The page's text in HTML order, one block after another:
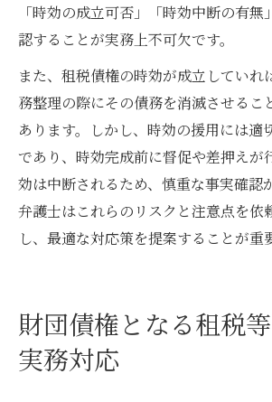
「時効の成立可否」「時効中断の有
認することが実務上不可欠です。
また、租税債権の時効が成立していれ
務整理の際にその債務を消滅させるこ
あります。しかし、時効の援用には適
であり、時効完成前に督促や差押えが
効は中断されるため、慎重な事実確認
弁護士はこれらのリスクと注意点を依
し、最適な対応策を提案することが重
財団債権となる租税
実務対応